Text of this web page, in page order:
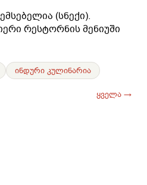
(სნექი).
რესტორნის მენიუში
ინდური კულინარია
ყველა →